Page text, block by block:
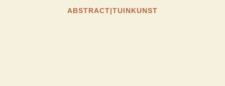
ABSTRACT|TUINKUNST